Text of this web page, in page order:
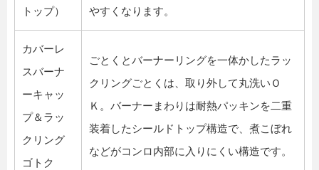
トップ）
やすくなります。
カバーレ
スバーナ
ーキャッ
プ＆ラッ
クリング
ゴトク
ごとくとバーナーリングを一体かしたラッ
クリングごとくは、取り外して丸洗いＯ
Ｋ。バーナーまわりは耐熱パッキンを二重
装着したシールドトップ構造で、煮こぼれ
などがコンロ内部に入りにくい構造です。